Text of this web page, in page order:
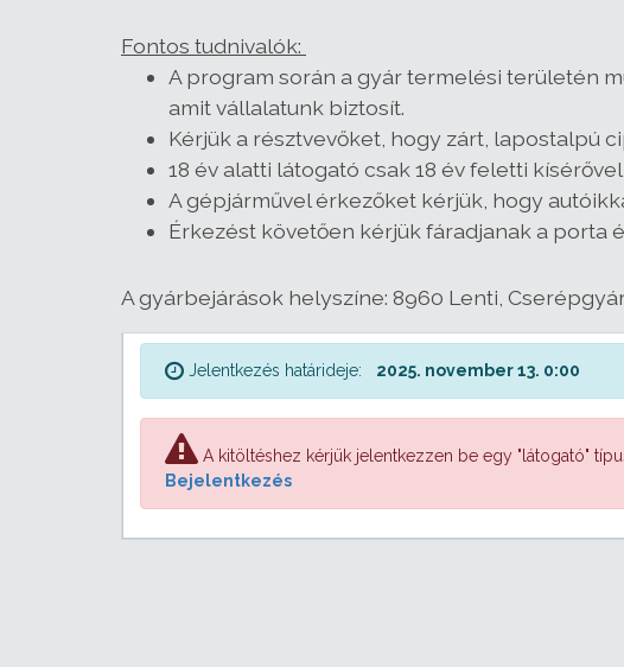
Fontos tudnivalók:
A program során a gyár termelési területén
amit vállalatunk biztosít.
Kérjük a résztvevőket, hogy zárt, lapostalpú
18 év alatti látogató csak 18 év feletti
A gépjárművel érkezőket kérjük, hogy
Érkezést követően kérjük fáradjanak a porta
A gyárbejárások helyszíne: 8960 Lenti, Cserépgyár
Jelentkezés határideje: 2025. november 13. 0:00
A kitöltéshez kérjük jelentkezzen be egy "látogató"
Bejelentkezés